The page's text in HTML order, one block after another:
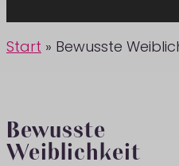
Start » Bewusste
Bewusste
Weiblichkeit